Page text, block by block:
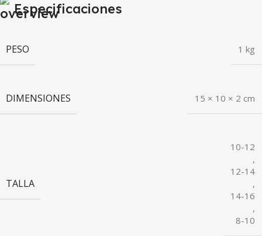
Especificaciones
PESO 1 kg
DIMENSIONES 15 × 10 × 2 cm
TALLA
10-12
,
12-14
,
14-16
,
8-10